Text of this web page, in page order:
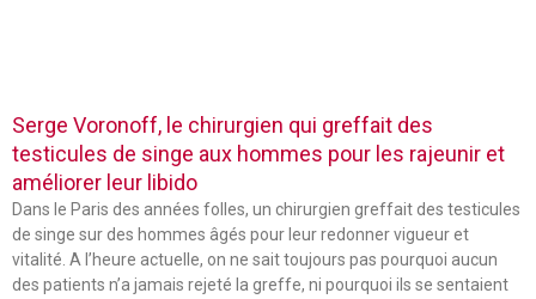
Serge Voronoff, le chirurgien qui greffait des
testicules de singe aux hommes pour les rajeunir et
améliorer leur libido
Dans le Paris des années folles, un chirurgien greffait des testicules
de singe sur des hommes âgés pour leur redonner vigueur et
vitalité. A l’heure actuelle, on ne sait toujours pas pourquoi aucun
des patients n’a jamais rejeté la greffe, ni pourquoi ils se sentaient